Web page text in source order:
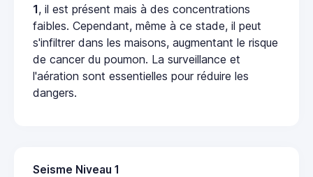
1, il est présent mais à des concentrations
faibles. Cependant, même à ce stade, il peut
s'infiltrer dans les maisons, augmentant le risque
de cancer du poumon. La surveillance et
l'aération sont essentielles pour réduire les
dangers.
Seisme Niveau 1